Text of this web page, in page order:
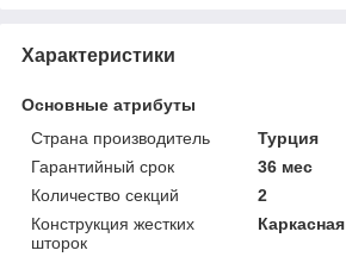
Характеристики
Основные атрибуты
Страна производитель
Турция
Гарантийный срок
36 мес
Количество секций
2
Конструкция жестких
шторок
Каркасная